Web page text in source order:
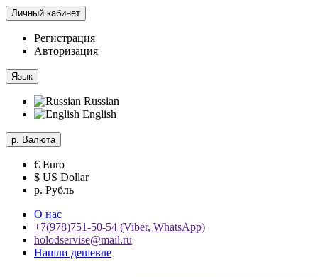
Личный кабинет
Регистрация
Авторизация
Язык
Russian
English
р. Валюта
€ Euro
$ US Dollar
р. Рубль
О нас
+7(978)751-50-54 (Viber, WhatsApp)
holodservise@mail.ru
Нашли дешевле